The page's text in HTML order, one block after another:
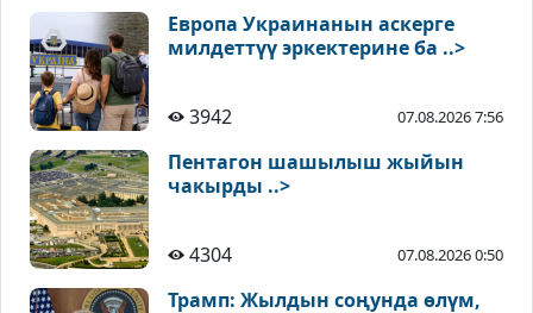
Европа Украинанын аскерге
милдеттүү эркектерине ба ..>
3942 07.08.2026 7:56
Пентагон шашылыш жыйын
чакырды ..>
4304 07.08.2026 0:50
Трамп: Жылдын соңунда өлүм,